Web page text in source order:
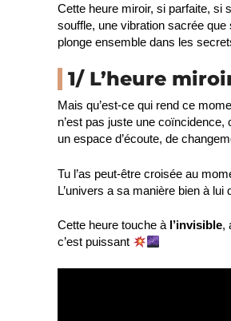
Cette heure miroir, si parfaite, si
souffle, une vibration sacrée
plonge ensemble dans les
1/ L’heure
Mais qu’est-ce qui rend ce
n’est pas juste une coïncidence,
un espace d’écoute, de
Tu l’as peut-être croisée au
L’univers a sa manière bien à
Cette heure touche à l’invisible,
c’est puissant